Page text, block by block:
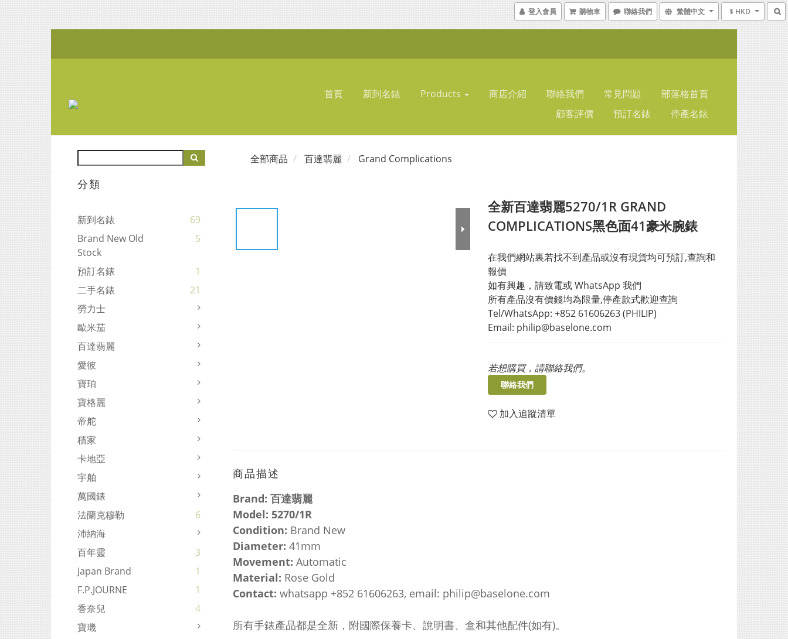
登入會員 購物車 聯絡我們 繁體中文 $ HKD
首頁 新到名錶 Products 商店介紹 聯絡我們 常見問題
部落格首頁
顧客評價
預訂名錶 停產名錶
分類
新到名錶
69
Brand New Old
Stock
5
預訂名錶
1
二手名錶
21
勞力士
歐米茄
百達翡麗
愛彼
寶珀
寶格麗
帝舵
積家
卡地亞
宇舶
萬國錶
法蘭克穆勒
6
沛納海
百年靈
3
Japan Brand
1
F.P.JOURNE
1
香奈兒
4
寶璣
全部商品 百達翡麗 Grand Complications
全新百達翡麗5270/1R GRAND
COMPLICATIONS黑色面41豪米腕錶
在我們網站裏若找不到產品或沒有現貨均可預訂,查詢和
報價
如有興趣，請致電或 WhatsApp 我們
所有產品沒有價錢均為限量,停產款式歡迎查詢
Tel/WhatsApp: +852 61606263 (PHILIP)
Email: philip@baselone.com
若想購買，請聯絡我們。
聯絡我們
加入追蹤清單
商品描述
Brand: 百達翡麗
Model: 5270/1R
Condition: Brand New
Diameter: 41mm
Movement: Automatic
Material: Rose Gold
Contact: whatsapp +852 61606263, email: philip@baselone.com
所有手錶產品都是全新，附國際保養卡、說明書、盒和其他配件(如有)。